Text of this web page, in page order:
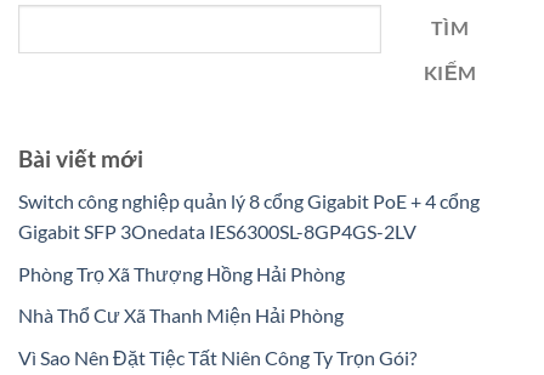
TÌM
KIẾM
Bài viết mới
Switch công nghiệp quản lý 8 cổng Gigabit PoE + 4 cổng
Gigabit SFP 3Onedata IES6300SL-8GP4GS-2LV
Phòng Trọ Xã Thượng Hồng Hải Phòng
Nhà Thổ Cư Xã Thanh Miện Hải Phòng
Vì Sao Nên Đặt Tiệc Tất Niên Công Ty Trọn Gói?